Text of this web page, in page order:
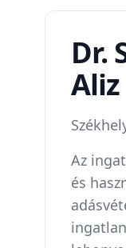
Dr.
Aliz
Az
és